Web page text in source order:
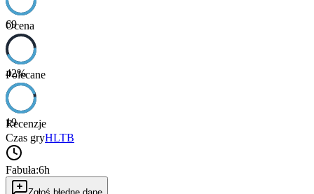
69
Ocena
42%
Polecane
19
Recenzje
Czas gryHLTB
Fabuła:6h